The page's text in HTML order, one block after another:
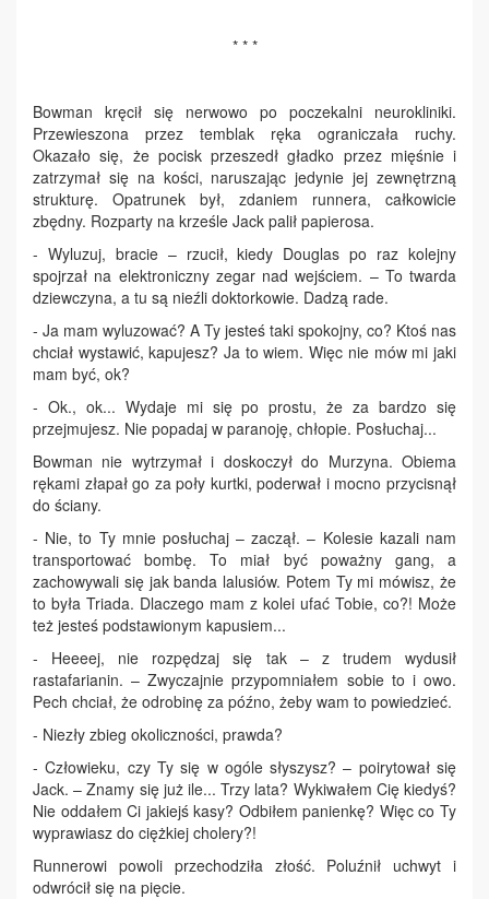
* * *
Bowman kręcił się nerwowo po poczekalni neurokliniki.
Przewieszona przez temblak ręka ograniczała ruchy.
Okazało się, że pocisk przeszedł gładko przez mięśnie i
zatrzymał się na kości, naruszając jedynie jej zewnętrzną
strukturę. Opatrunek był, zdaniem runnera, całkowicie
zbędny. Rozparty na krześle Jack palił papierosa.
- Wyluzuj, bracie – rzucił, kiedy Douglas po raz kolejny
spojrzał na elektroniczny zegar nad wejściem. – To twarda
dziewczyna, a tu są nieźli doktorkowie. Dadzą rade.
- Ja mam wyluzować? A Ty jesteś taki spokojny, co? Ktoś nas
chciał wystawić, kapujesz? Ja to wiem. Więc nie mów mi jaki
mam być, ok?
- Ok., ok... Wydaje mi się po prostu, że za bardzo się
przejmujesz. Nie popadaj w paranoję, chłopie. Posłuchaj...
Bowman nie wytrzymał i doskoczył do Murzyna. Obiema
rękami złapał go za poły kurtki, poderwał i mocno przycisnął
do ściany.
- Nie, to Ty mnie posłuchaj – zaczął. – Kolesie kazali nam
transportować bombę. To miał być poważny gang, a
zachowywali się jak banda lalusiów. Potem Ty mi mówisz, że
to była Triada. Dlaczego mam z kolei ufać Tobie, co?! Może
też jesteś podstawionym kapusiem...
- Heeeej, nie rozpędzaj się tak – z trudem wydusił
rastafarianin. – Zwyczajnie przypomniałem sobie to i owo.
Pech chciał, że odrobinę za późno, żeby wam to powiedzieć.
- Niezły zbieg okoliczności, prawda?
- Człowieku, czy Ty się w ogóle słyszysz? – poirytował się
Jack. – Znamy się już ile... Trzy lata? Wykiwałem Cię kiedyś?
Nie oddałem Ci jakiejś kasy? Odbiłem panienkę? Więc co Ty
wyprawiasz do ciężkiej cholery?!
Runnerowi powoli przechodziła złość. Poluźnił uchwyt i
odwrócił się na pięcie.